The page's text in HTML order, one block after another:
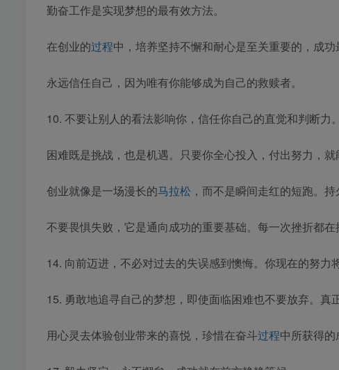
勤奋工作是实现梦想的最有效方法。
在创业的过程中，培养坚持不懈和耐心是至关重要的，成功
永远信任自己，因为唯有你能够成为自己的救赎者。
10. 不要让别人的看法影响你，信任你自己的直觉和判断力。
困难既是挑战，也是机遇。只要你全心投入，付出努力，就
创业就像是一场漫长的马拉松 ，而不是瞬间走红的短跑。
不要畏惧失败，它是通向成功的重要基础。每一次挫折都在
14. 向前迈进，不必对过去的失误感到懊悔。你现在的努力
15. 勇敢地追寻自己的梦想，即使面临困难也不要放弃。真
用心灵去体验创业带来的喜悦，珍惜在奋斗过程中所获得的